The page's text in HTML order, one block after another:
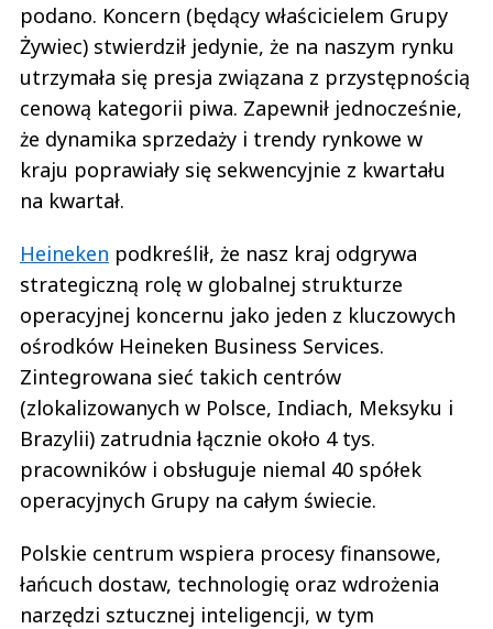
podano. Koncern (będący właścicielem Grupy
Żywiec) stwierdził jedynie, że na naszym rynku
utrzymała się presja związana z przystępnością
cenową kategorii piwa. Zapewnił jednocześnie,
że dynamika sprzedaży i trendy rynkowe w
kraju poprawiały się sekwencyjnie z kwartału
na kwartał.
Heineken podkreślił, że nasz kraj odgrywa
strategiczną rolę w globalnej strukturze
operacyjnej koncernu jako jeden z kluczowych
ośrodków Heineken Business Services.
Zintegrowana sieć takich centrów
(zlokalizowanych w Polsce, Indiach, Meksyku i
Brazylii) zatrudnia łącznie około 4 tys.
pracowników i obsługuje niemal 40 spółek
operacyjnych Grupy na całym świecie.
Polskie centrum wspiera procesy finansowe,
łańcuch dostaw, technologię oraz wdrożenia
narzędzi sztucznej inteligencji, w tym